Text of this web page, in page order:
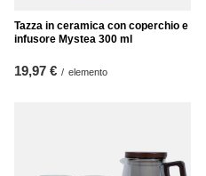
Tazza in ceramica con coperchio e
infusore Mystea 300 ml
19,97 € / elemento